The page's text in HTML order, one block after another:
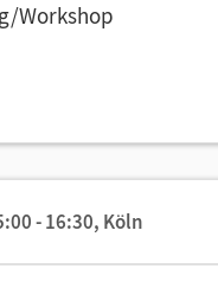
Workshop
- 16:30, Köln